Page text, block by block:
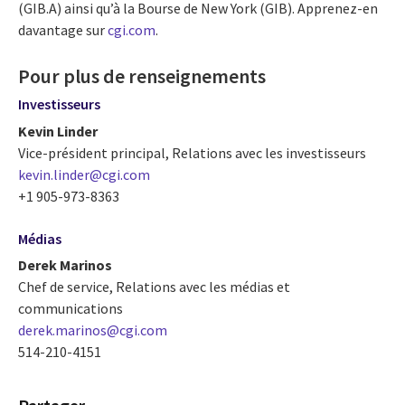
(GIB.A) ainsi qu’à la Bourse de New York (GIB). Apprenez-en
davantage surcgi.com.
Pour plus de renseignements
Investisseurs
Kevin Linder
Vice-président principal, Relations avec les investisseurs
kevin.linder@cgi.com
+1 905-973-8363
Médias
Derek Marinos
Chef de service, Relations avec les médias et
communications
derek.marinos@cgi.com
514-210-4151